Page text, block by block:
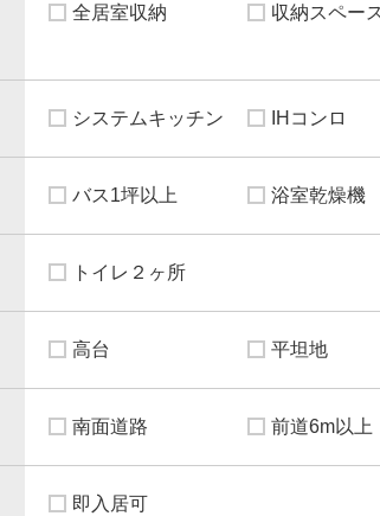
全居室収納 収納スペー
システムキッチン IHコンロ
バス1坪以上 浴室乾燥機
トイレ２ヶ所
高台 平坦地
南面道路 前道6m以上
即入居可